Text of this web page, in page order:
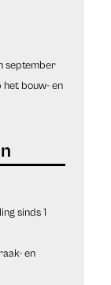
september
bouw- en
sinds 1
en